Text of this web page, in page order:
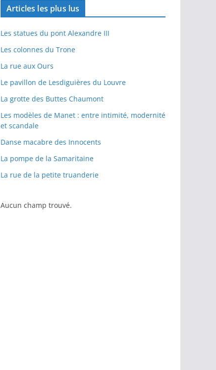
Articles les plus lus
Les statues du pont Alexandre III
Les colonnes du Trone
La rue aux Ours
Le pavillon de Lesdiguières du Louvre
La grotte des Buttes Chaumont
Les modèles de Manet : entre intimité, modernité
et scandale
Danse macabre des Innocents
La pompe de la Samaritaine
La rue de la petite truanderie
Aucun champ trouvé.